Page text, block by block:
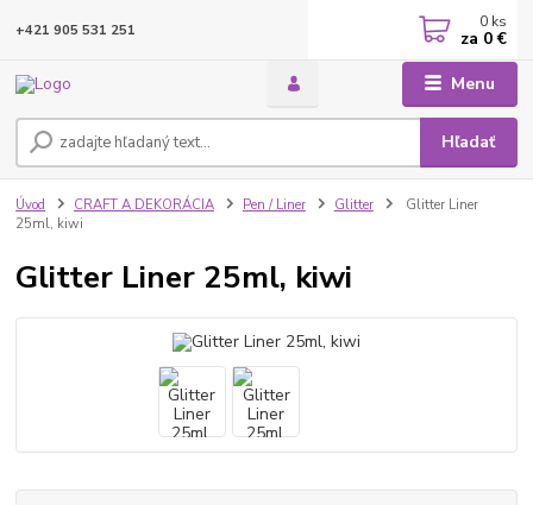
Menu
Hľadať
+421 905 531 251 0 ks
za 0 €
Úvod CRAFT A DEKORÁCIA Pen / Liner Glitter
Glitter Liner
25ml, kiwi
Glitter Liner 25ml, kiwi